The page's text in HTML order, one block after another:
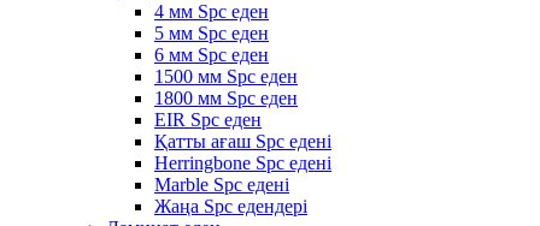
4 мм Spc еден
5 мм Spc еден
6 мм Spc еден
1500 мм Spc еден
1800 мм Spc еден
EIR Spc еден
Қатты ағаш Spc едені
Herringbone Spc едені
Marble Spc едені
Жаңа Spc едендері